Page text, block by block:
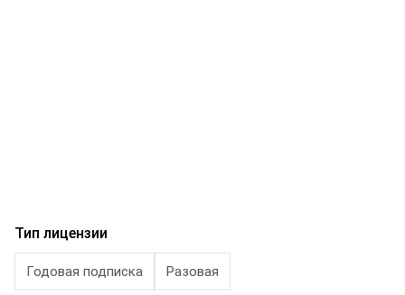
Тип лицензии
Годовая подписка Разовая